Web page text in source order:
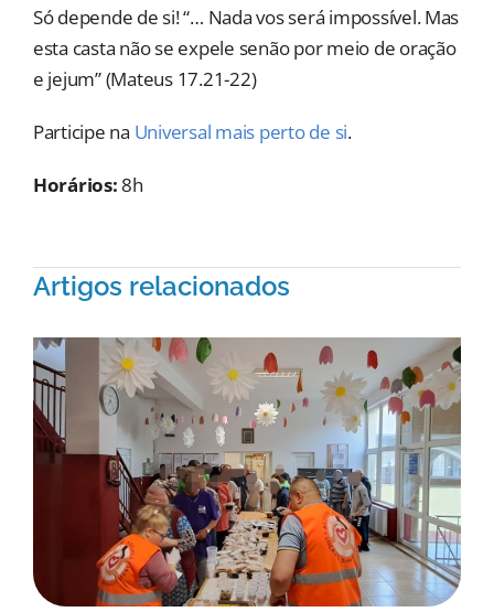
Só depende de si! “… Nada vos será impossível. Mas
esta casta não se expele senão por meio de oração
e jejum” (Mateus 17.21-22)
Participe na Universal mais perto de si.
Horários: 8h
Artigos relacionados